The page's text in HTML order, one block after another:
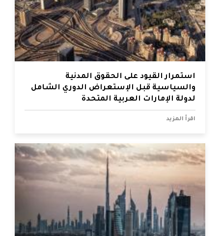
استمرار القيود على الحقوق المدنية
والسياسية قبل الإستعراض الدوري الشامل
لدولة الإمارات العربية المتحدة
اقرأ المزيد